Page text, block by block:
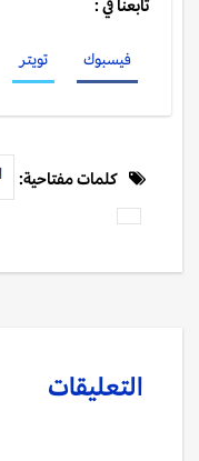
تابعنا في :
فيسبوك تويتر
كلمات مفتاحية:
التعليقات